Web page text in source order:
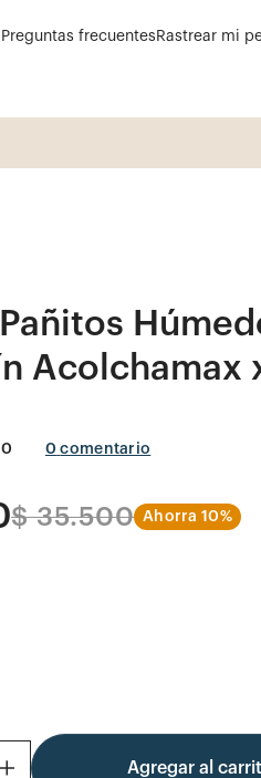
Preguntas frecuentes Rastrear mi
Acolchamax
0 0 comentario
$ 35.500 Ahorra10%
＋ Agregar al